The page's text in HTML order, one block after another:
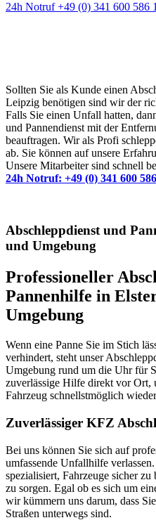
24h Notruf +49 (0) 341 600 586
Sollten Sie als Kunde einen
Leipzig benötigen sind wir der
Falls Sie einen Unfall hatten,
und Pannendienst mit der
beauftragen. Wir als Profi
ab. Sie können auf unsere
Unsere Mitarbeiter sind schnell
24h Notruf: +49 (0) 341 600
Abschleppdienst und
und Umgebung
Professioneller
Pannenhilfe in
Umgebung
Wenn eine Panne Sie im Stich
verhindert, steht unser
Umgebung rund um die Uhr für
zuverlässige Hilfe direkt vor Ort,
Fahrzeug schnellstmöglich
Zuverlässiger KFZ
Bei uns können Sie sich auf
umfassende Unfallhilfe
spezialisiert, Fahrzeuge sicher
zu sorgen. Egal ob es sich um
wir kümmern uns darum, dass
Straßen unterwegs sind.